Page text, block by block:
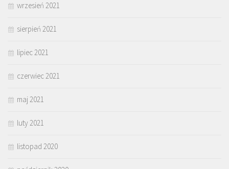
wrzesień 2021
sierpień 2021
lipiec 2021
czerwiec 2021
maj 2021
luty 2021
listopad 2020